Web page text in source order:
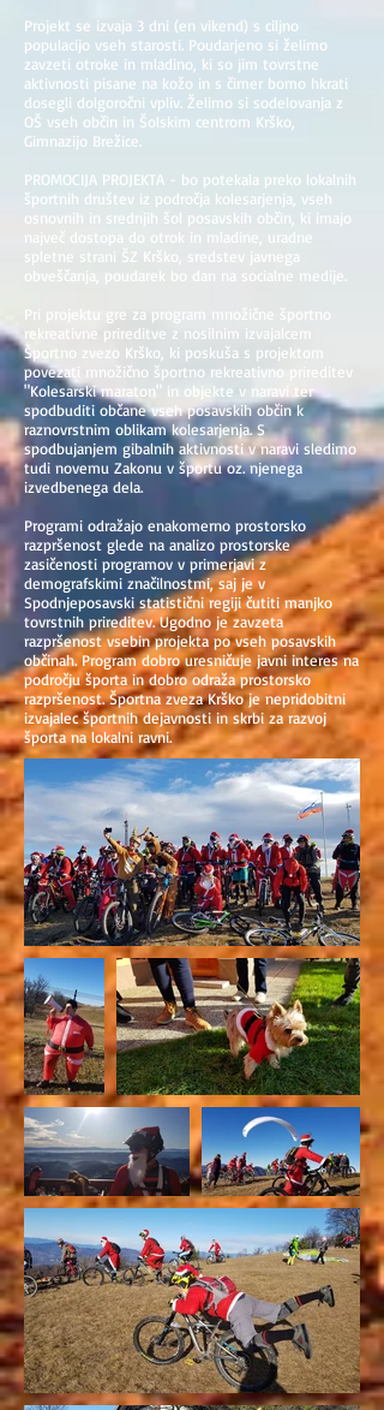
Projekt se izvaja 3 dni (en vikend) s ciljno
populacijo vseh starosti. Poudarjeno si želimo
zavzeti otroke in mladino, ki so jim tovrstne
aktivnosti pisane na kožo in s čimer bomo hkrati
dosegli dolgoročni vpliv. Želimo si sodelovanja z
OŠ vseh občin in Šolskim centrom Krško,
Gimnazijo Brežice.
PROMOCIJA PROJEKTA - bo potekala preko lokalnih
športnih društev iz področja kolesarjenja, vseh
osnovnih in srednjih šol posavskih občin, ki imajo
največ dostopa do otrok in mladine, uradne
spletne strani ŠZ Krško, sredstev javnega
obveščanja, poudarek bo dan na socialne medije.
Pri projektu gre za program množične športno
rekreativne prireditve z nosilnim izvajalcem
Športno zvezo Krško, ki poskuša s projektom
povezati množično športno rekreativno prireditev
"Kolesarski maraton" in objekte v naravi ter
spodbuditi občane vseh posavskih občin k
raznovrstnim oblikam kolesarjenja. S
spodbujanjem gibalnih aktivnosti v naravi sledimo
tudi novemu Zakonu v športu oz. njenega
izvedbenega dela.
Programi odražajo enakomerno prostorsko
razpršenost glede na analizo prostorske
zasičenosti programov v primerjavi z
demografskimi značilnostmi, saj je v
Spodnjeposavski statistični regiji čutiti manjko
tovrstnih prireditev. Ugodno je zavzeta
razpršenost vsebin projekta po vseh posavskih
občinah. Program dobro uresničuje javni interes na
področju športa in dobro odraža prostorsko
razpršenost. Športna zveza Krško je nepridobitni
izvajalec športnih dejavnosti in skrbi za razvoj
športa na lokalni ravni.